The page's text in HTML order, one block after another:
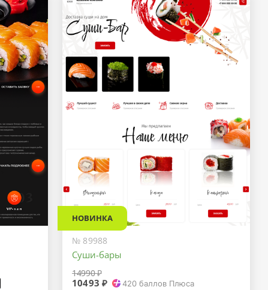
НОВИНКА
№ 89988
Суши-бары
14990 ₽
10493 ₽ 420 баллов Плюса